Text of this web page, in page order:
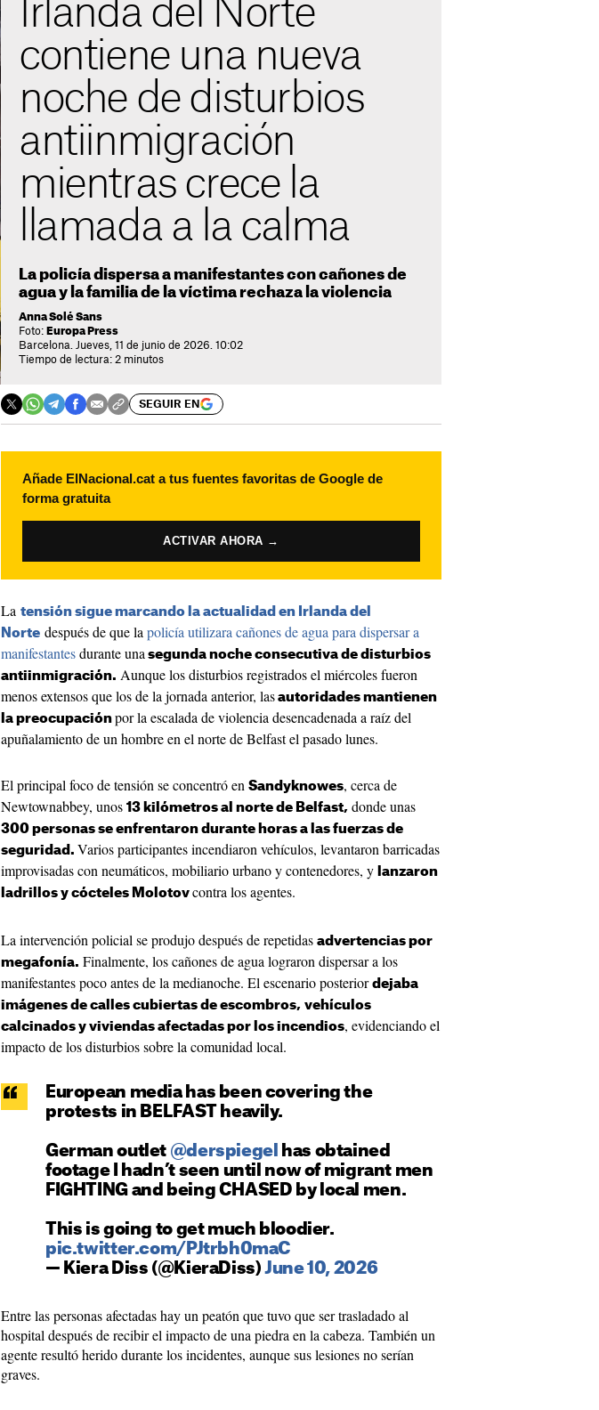
Irlanda del Norte
contiene una nueva
noche de disturbios
antiinmigración
mientras crece la
llamada a la calma
La policía dispersa a manifestantes con cañones de
agua y la familia de la víctima rechaza la violencia
Anna Solé Sans
Foto: Europa Press
Barcelona. Jueves, 11 de junio de 2026. 10:02
Tiempo de lectura: 2 minutos
SEGUIR EN
Añade ElNacional.cat a tus fuentes favoritas de Google de
forma gratuita
ACTIVAR AHORA →
La tensión sigue marcando la actualidad en Irlanda del
Norte después de que la policía utilizara cañones de agua para dispersar a
manifestantesdurante una segunda noche consecutiva de disturbios
antiinmigración. Aunque los disturbios registrados el miércoles fueron
menos extensos que los de la jornada anterior, las autoridades mantienen
la preocupación por la escalada de violencia desencadenada a raíz del
apuñalamiento de un hombre en el norte de Belfast el pasado lunes.
El principal foco de tensión se concentró en Sandyknowes, cerca de
Newtownabbey, unos 13 kilómetros al norte de Belfast, donde unas
300 personas se enfrentaron durante horas a las fuerzas de
seguridad. Varios participantes incendiaron vehículos, levantaron barricadas
improvisadas con neumáticos, mobiliario urbano y contenedores, y lanzaron
ladrillos y cócteles Molotov contra los agentes.
La intervención policial se produjo después de repetidas advertencias por
megafonía. Finalmente, los cañones de agua lograron dispersar a los
manifestantes poco antes de la medianoche. El escenario posterior dejaba
imágenes de calles cubiertas de escombros, vehículos
calcinados y viviendas afectadas por los incendios, evidenciando el
impacto de los disturbios sobre la comunidad local.
European media has been covering the
protests in BELFAST heavily.
German outlet @derspiegel
has obtained
footage I hadn’t seen until now of migrant men
FIGHTING and being CHASED by local men.
This is going to get much bloodier.
pic.twitter.com/PJtrbh0maC
— Kiera Diss (@KieraDiss)June 10, 2026
Entre las personas afectadas hay un peatón que tuvo que ser trasladado al
hospital después de recibir el impacto de una piedra en la cabeza. También un
agente resultó herido durante los incidentes, aunque sus lesiones no serían
graves.